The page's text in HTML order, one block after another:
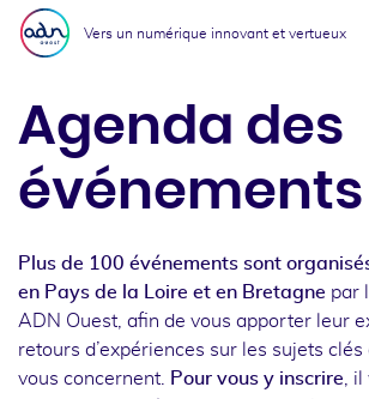
Aller au menu
Aller au contenu
Vers un numérique innovant et vertueux
Agenda des
événements
Plus de 100 événements sont
en Pays de la Loire et en Bretagne par
ADN Ouest, afin de vous apporter leur
retours d’expériences sur les sujets
vous concernent.
Pour vous y inscrire ,